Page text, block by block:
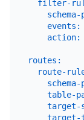
filter-
events:
action:
routes:
route-
table-
target-
target-